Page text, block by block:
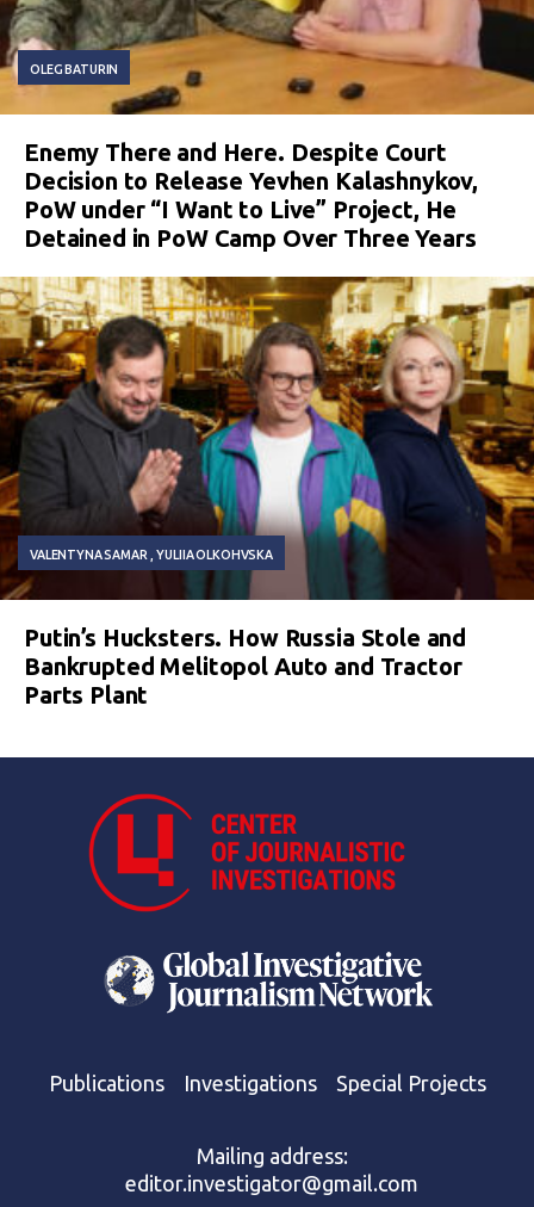
OLEG BATURIN
Enemy There and Here. Despite Court
Decision to Release Yevhen Kalashnykov,
PoW under “I Want to Live” Project, He
Detained in PoW Camp Over Three Years
VALENTYNA SAMAR YULIIA OLKOHVSKA
Putin’s Hucksters. How Russia Stole and
Bankrupted Melitopol Auto and Tractor
Parts Plant
Publications Investigations Special Projects
Mailing address:
editor.investigator@gmail.com